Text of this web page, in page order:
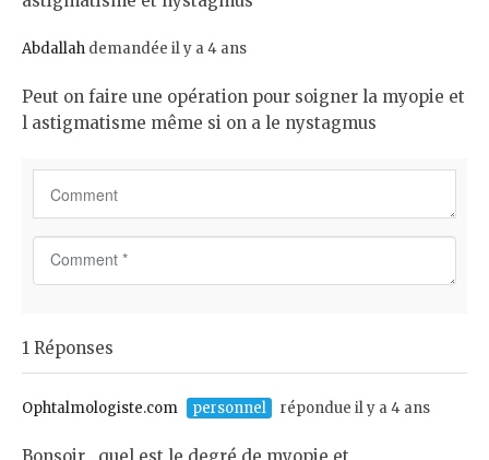
Abdallah demandée il y a 4 ans
Peut on faire une opération pour soigner la myopie et
l astigmatisme même si on a le nystagmus
e
n
t
1 Réponses
Ophtalmologiste.com personnel répondue il y a 4 ans
Bonsoir , quel est le degré de myopie et